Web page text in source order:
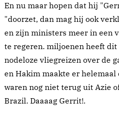
En nu maar hopen dat hij
"doorzet, dan mag hij ook
en zijn ministers meer in een
te regeren. miljoenen heeft dit
nodeloze vliegreizen over de
en Hakim maakte er helemaal
waren nog niet terug uit Azie
Brazil. Daaaag Gerrit!.